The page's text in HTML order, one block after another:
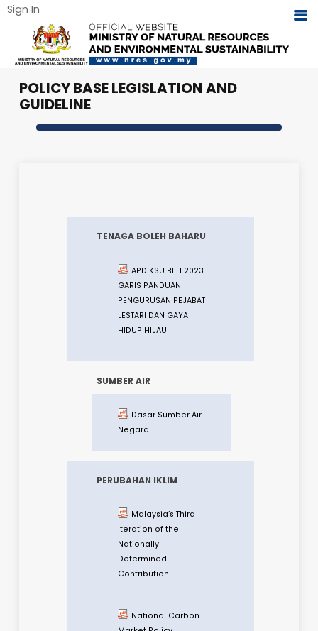
Sign In
POLICY BASE LEGISLATION AND
GUIDELINE
TENAGA BOLEH BAHARU
APD KSU BIL 1 2023
GARIS PANDUAN
PENGURUSAN PEJABAT
SUMBER AIR
Dasar Sumber Air
Negara
PERUBAHAN IKLIM
Malaysia’s Third
Determined